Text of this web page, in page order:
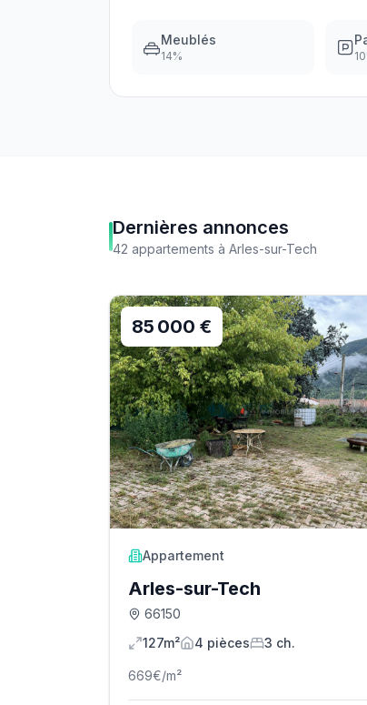
Meublés
14% 10
Dernières annonces
42 appartements à Arles-sur-Tech
85 000 €
Appartement
Arles-sur-Tech
66150
127m²
4 pièces 3 ch.
669€/m²